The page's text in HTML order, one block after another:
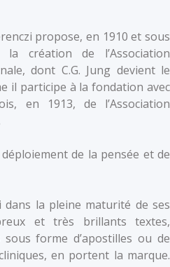
propose, en 1910 et sous
création de l’Association
dont C.G. Jung devient le
il participe à la fondation avec
en 1913, de l’Association
de la pensée et de
dans la pleine maturité de ses
et très brillants textes,
forme d’apostilles ou de
en portent la marque.